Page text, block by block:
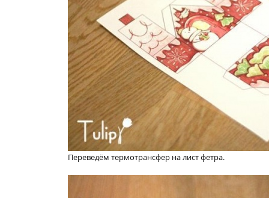
Переведём термотрансфер на лист фетра.